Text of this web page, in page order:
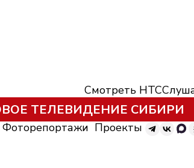
Смотреть НТС
ТЕЛЕВИДЕНИЕ СИБИРИ
Фоторепортажи Проекты